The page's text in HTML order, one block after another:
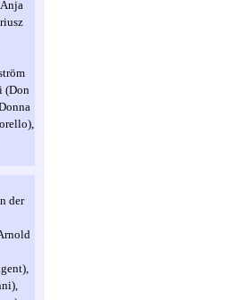
(Don
der